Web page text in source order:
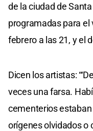
de la ciudad de
programadas para el
febrero a las 21, y el
Dicen los artistas:
veces una farsa.
cementerios
orígenes olvidados o